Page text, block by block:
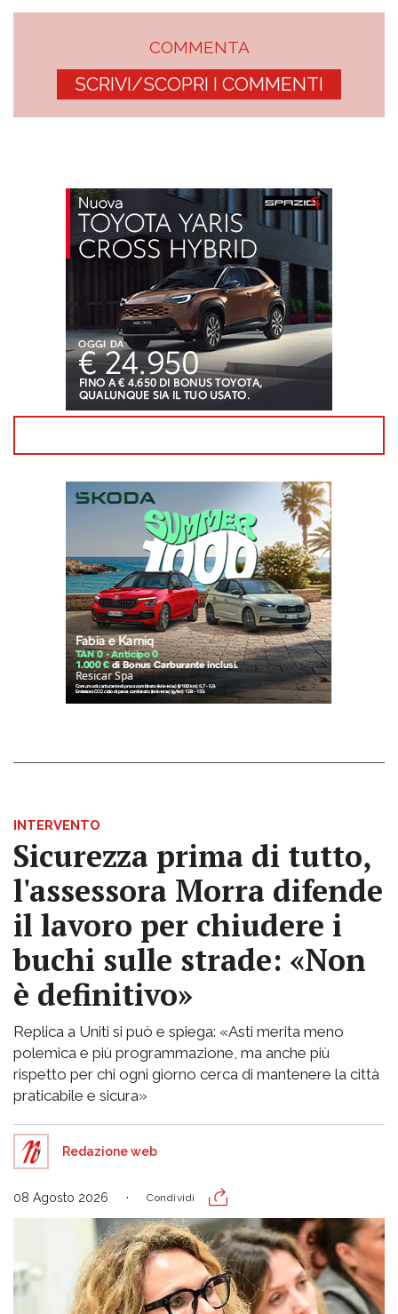
COMMENTA
SCRIVI/SCOPRI I COMMENTI
INTERVENTO
Sicurezza prima di tutto,
l'assessora Morra difende
il lavoro per chiudere i
buchi sulle strade: «Non
è definitivo»
Replica a Uniti si può e spiega: «Asti merita meno
polemica e più programmazione, ma anche più
rispetto per chi ogni giorno cerca di mantenere la città
praticabile e sicura»
Redazione web
08 Agosto 2026 Condividi